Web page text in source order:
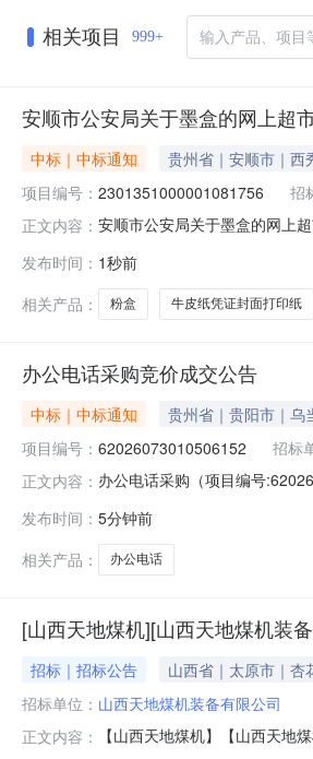
相关项目 999+
安顺市公安局关于墨盒的网上超
中标｜中标通知 贵州省｜安顺市｜西
项目编号： 2301351000001081756 招
正文内容： 安顺市公安局关于墨盒的网上
码:520499项目所在行政区划
发布时间： 1秒前
相关产品：
粉盒 牛皮纸凭证封面打印纸
办公电话采购竞价成交公告
中标｜中标通知 贵州省｜贵阳市｜乌
项目编号： 62026073010506152 招标
正文内容： 办公电话采购（项目编号
单位名称：贵阳市殡仪服务中
发布时间： 5分钟前
相关产品：
办公电话
[山西天地煤机][山西天地煤机装
招标｜招标公告 山西省｜太原市｜杏
招标单位： 山西天地煤机装备有限公司
正文内容：
【山西天地煤机】【山西天地